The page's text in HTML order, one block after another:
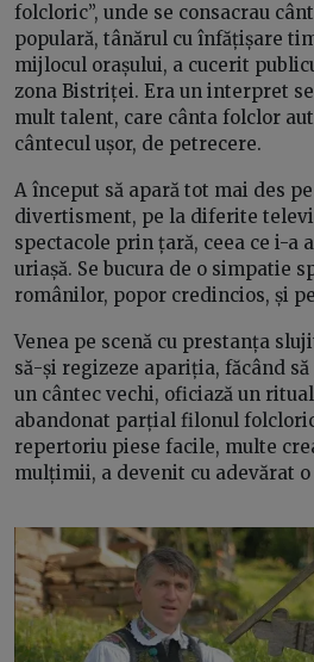
folcloric”, unde se consacrau
populară, tânărul cu înfățișare
mijlocul orașului, a cucerit
zona Bistriței. Era un interpret
mult talent, care cânta folclor
cântecul ușor, de petrecere.
A început să apară tot mai des
divertisment, pe la diferite
spectacole prin țară, ceea ce i-a
uriașă. Se bucura de o simpatie
românilor, popor credincios, și
Venea pe scenă cu prestanța
să-și regizeze apariția, făcând
un cântec vechi, oficiază un
abandonat parțial filonul
repertoriu piese facile, multe
mulțimii, a devenit cu adevărat o